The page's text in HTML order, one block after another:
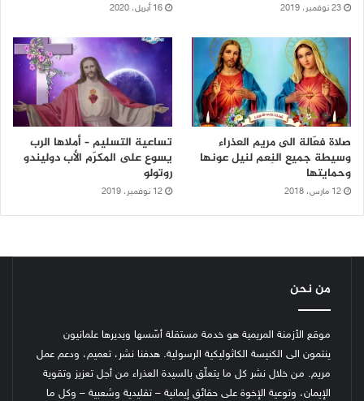
23 نوفمبر، 2019 16 أبريل، 2020
صلاة فعّالة الى مريم العذراء
وسيطة جميع النِعم لنيل عونها
وحمايتها
12 مارس، 2018
تساعية التسليم – أملاها الرب
يسوع على المكرّم الأب دوليندو
روتولو
12 نوفمبر، 2019
من نحن
موقع الأزمنة المريمية هو خدمة مستقلة أسّسها ويديرها علمانيون
ينتمون الى الكنيسة الكاثوليكية الرسولية. هدفنا نشر، تعميم، ودعم عمل
مريم. من خلال نشر كل ما يتعلّق بالسيدة العذراء من أجل تعزيز وتقوية
الإيمان، وتوعية الإخوة على حقائق إيمانية – تقليدية وشعبية – وكل ما